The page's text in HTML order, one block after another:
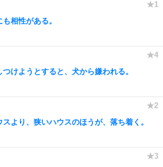
相性がある。
つけようとすると、犬から嫌われる。
スより、狭いハウスのほうが、落ち着く。